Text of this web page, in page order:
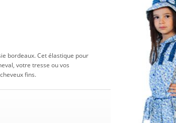
bordeaux. Cet élastique pour
votre tresse ou vos
fins.